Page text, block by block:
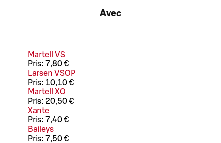
Avec
Martell VS
Pris: 7,80 €
Larsen VSOP
Pris: 10,10 €
Martell XO
Pris: 20,50 €
Xante
Pris: 7,40 €
Baileys
Pris: 7,50 €